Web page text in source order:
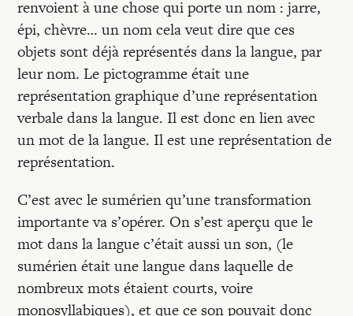
renvoient à une chose qui porte un nom : jarre,
épi, chèvre… un nom cela veut dire que ces
objets sont déjà représentés dans la langue, par
leur nom. Le pictogramme était une
représentation graphique d’une représentation
verbale dans la langue. Il est donc en lien avec
un mot de la langue. Il est une représentation de
représentation.
C’est avec le sumérien qu’une transformation
importante va s’opérer. On s’est aperçu que le
mot dans la langue c’était aussi un son, (le
sumérien était une langue dans laquelle de
nombreux mots étaient courts, voire
monosyllabiques), et que ce son pouvait donc